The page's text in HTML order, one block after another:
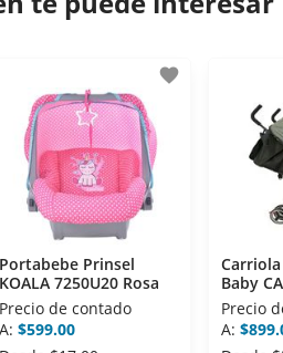
favorite
Portabebe Prinsel
KOALA 7250U20 Rosa
Precio de contado
A: $599.00
Baby
Precio
A: